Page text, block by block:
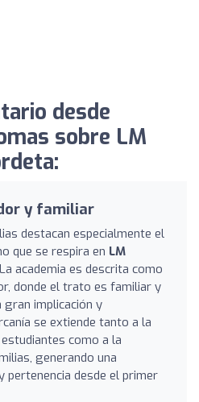
desde
sobre LM
y familiar
destacan especialmente el
que se respira en LM
academia es descrita como
donde el trato es familiar y
implicación y
se extiende tanto a la
como a la
generando una
pertenencia desde el primer